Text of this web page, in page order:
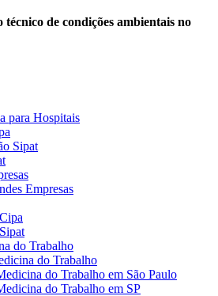
técnico de condições ambientais no
para Hospitais
Sipat
Empresas
do Trabalho
do Trabalho
do Trabalho em São Paulo
do Trabalho em SP